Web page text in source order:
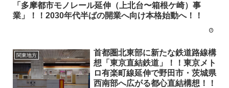
「多摩都市モノレール延伸（上北台〜箱根ケ崎）事
業」！！2030年代半ばの開業へ向け本格始動へ！！
関東地方
首都圏北東部に新たな鉄道路線構
想「東京直結鉄道」！！東京メト
ロ有楽町線延伸で野田市・茨城県
西南部へ広がる都心直結構想！！